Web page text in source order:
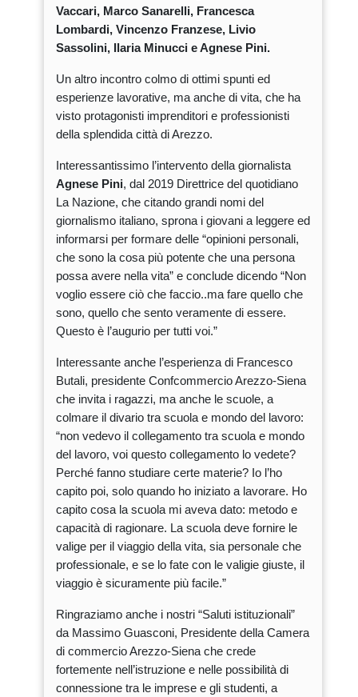
Vaccari, Marco Sanarelli, Francesca
Lombardi, Vincenzo Franzese, Livio
Sassolini, Ilaria Minucci e Agnese Pini.
Un altro incontro colmo di ottimi spunti ed
esperienze lavorative, ma anche di vita, che ha
visto protagonisti imprenditori e professionisti
della splendida città di Arezzo.
Interessantissimo l’intervento della giornalista
Agnese Pini, dal 2019 Direttrice del quotidiano
La Nazione, che citando grandi nomi del
giornalismo italiano, sprona i giovani a leggere ed
informarsi per formare delle “opinioni personali,
che sono la cosa più potente che una persona
possa avere nella vita” e conclude dicendo “Non
voglio essere ciò che faccio..ma fare quello che
sono, quello che sento veramente di essere.
Questo è l’augurio per tutti voi.”
Interessante anche l’esperienza di Francesco
Butali, presidente Confcommercio Arezzo-Siena
che invita i ragazzi, ma anche le scuole, a
colmare il divario tra scuola e mondo del lavoro:
“non vedevo il collegamento tra scuola e mondo
del lavoro, voi questo collegamento lo vedete?
Perché fanno studiare certe materie? Io l’ho
capito poi, solo quando ho iniziato a lavorare. Ho
capito cosa la scuola mi aveva dato: metodo e
capacità di ragionare. La scuola deve fornire le
valige per il viaggio della vita, sia personale che
professionale, e se lo fate con le valigie giuste, il
viaggio è sicuramente più facile.”
Ringraziamo anche i nostri “Saluti istituzionali”
da Massimo Guasconi, Presidente della Camera
di commercio Arezzo-Siena che crede
fortemente nell’istruzione e nelle possibilità di
connessione tra le imprese e gli studenti, a